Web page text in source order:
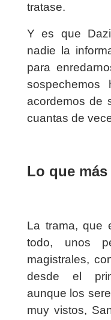
tratase.
Y es que
nadie la
para
acordemos de
cuantas de
Lo que
La trama, que
todo, unos
magistrales,
desde el
aunque los
muy vistos,